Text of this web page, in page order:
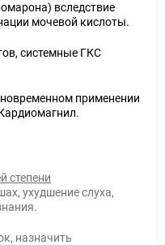
вследствие
мочевой кислоты.
системные ГКС
применении
степени
ухудшение слуха,
назначить